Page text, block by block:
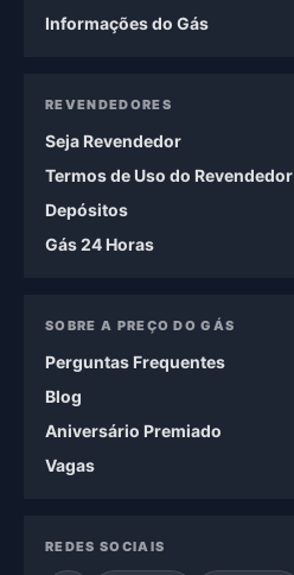
Informações do Gás
REVENDEDORES
Seja Revendedor
Termos de Uso do Revendedor
Depósitos
Gás 24 Horas
SOBRE A PREÇO DO GÁS
Perguntas Frequentes
Blog
Aniversário Premiado
Vagas
REDES SOCIAIS